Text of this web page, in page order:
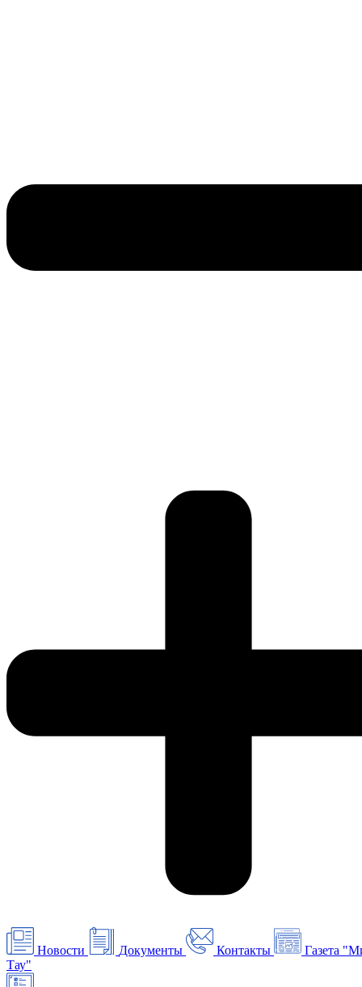
Новости Документы Контакты
Газета
Тау"